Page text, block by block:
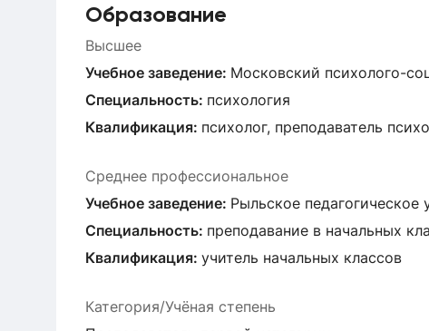
Образование
Высшее
Учебное заведение: Московский психолого-
Специальность: психология
Квалификация: психолог, преподаватель
Среднее профессиональное
Учебное заведение: Рыльское педагогическое
Специальность: преподавание в начальных
Квалификация: учитель начальных классов
Категория/Учёная степень